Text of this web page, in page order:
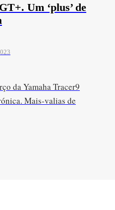
Um ‘plus’ de
da Yamaha Tracer9
Mais-valias de